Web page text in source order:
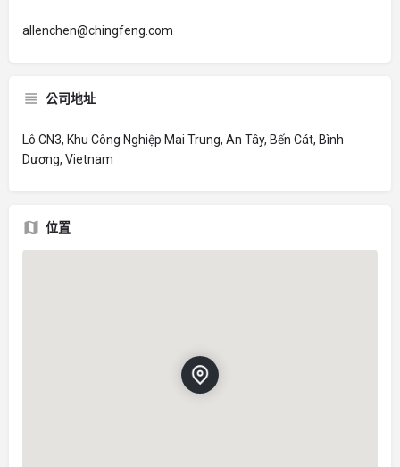
allenchen@chingfeng.com
公司地址
Lô CN3, Khu Công Nghiệp Mai Trung, An Tây, Bến Cát, Bình
Dương, Vietnam
位置